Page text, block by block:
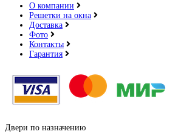
О компании
Решетки на окна
Доставка
Фото
Контакты
Гарантия
Двери по назначению